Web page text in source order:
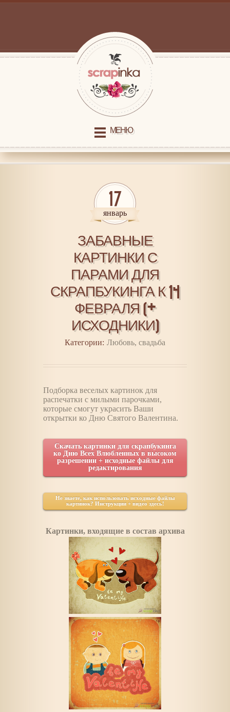
МЕНЮ
17
январь
ЗАБАВНЫЕ
КАРТИНКИ С
ПАРАМИ ДЛЯ
СКРАПБУКИНГА К 14
ФЕВРАЛЯ (+
ИСХОДНИКИ)
Категории: Любовь, свадьба
Подборка веселых картинок для
распечатки с милыми парочками,
которые смогут украсить Ваши
открытки ко Дню Святого Валентина.
Скачать картинки для скрапбукинга
ко Дню Всех Влюбленных в высоком
разрешении + исходные файлы для
редактирования
Не знаете, как использовать исходные файлы
картинок? Инструкции + видео здесь!
Картинки, входящие в состав архива